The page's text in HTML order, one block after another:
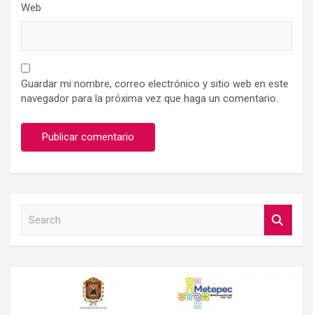
Web
Guardar mi nombre, correo electrónico y sitio web en este
navegador para la próxima vez que haga un comentario.